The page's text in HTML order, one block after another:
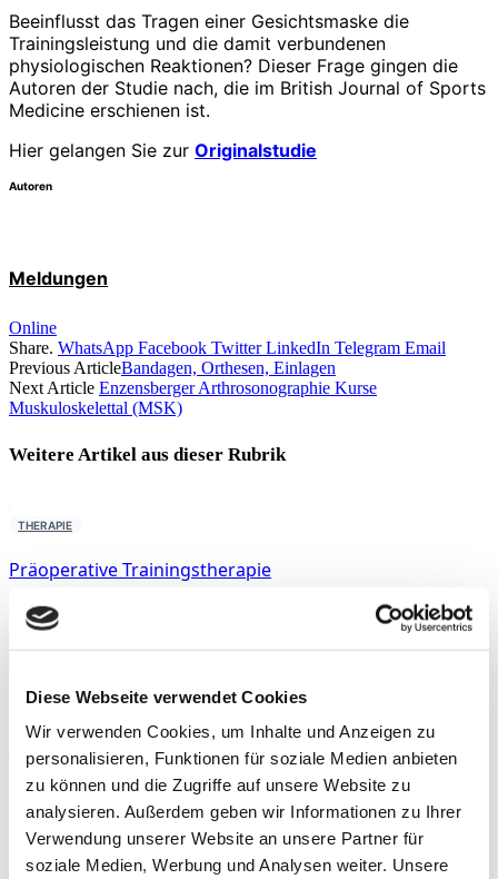
Diese Webseite verwendet Cookies
Wir verwenden Cookies, um Inhalte und Anzeigen zu
personalisieren, Funktionen für soziale Medien anbieten
zu können und die Zugriffe auf unsere Website zu
analysieren. Außerdem geben wir Informationen zu Ihrer
Verwendung unserer Website an unsere Partner für
soziale Medien, Werbung und Analysen weiter. Unsere
Beeinflusst das Tragen einer Gesichtsmaske die
Trainingsleistung und die damit verbundenen
physiologischen Reaktionen? Dieser Frage gingen die
Autoren der Studie nach, die im British Journal of Sports
Medicine erschienen ist.
Hier gelangen Sie zur Originalstudie
Autoren
Meldungen
Online
Share. WhatsApp Facebook Twitter LinkedIn Telegram Email
Previous ArticleBandagen, Orthesen, Einlagen
Next Article Enzensberger Arthrosonographie Kurse
Muskuloskelettal (MSK)
Weitere Artikel aus dieser Rubrik
THERAPIE
Präoperative Trainingstherapie
By Rebecca Abel Prof. Dr. phil. Daniel Niederer,PD Dr.
Dr.
TRAINING
Sport mit Hüft- oder Knieprothese
By Dr. med. Stefan Schmidl
THERAPIE